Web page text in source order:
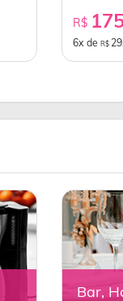
R$
6x de R$
Bar,